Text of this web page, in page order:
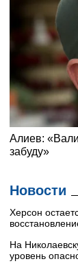
Новости
Херсон
На
уровень